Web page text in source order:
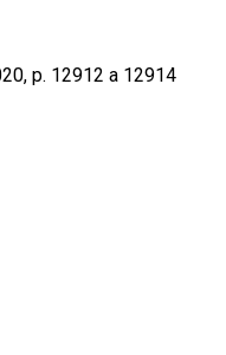
p. 12912 a 12914